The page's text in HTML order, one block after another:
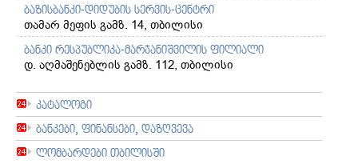
ბაზისბანკი-დიდუბის სერვის-ცენტრი
თამარ მეფის გამზ. 14, თბილისი
ბანკი რესპუბლიკა-მარჯანიშვილის ფილიალი
დ. აღმაშენებლის გამზ. 112, თბილისი
კატალოგი
ბანკები, ფინანსები, დაზღვევა
ლომბარდები თბილისში